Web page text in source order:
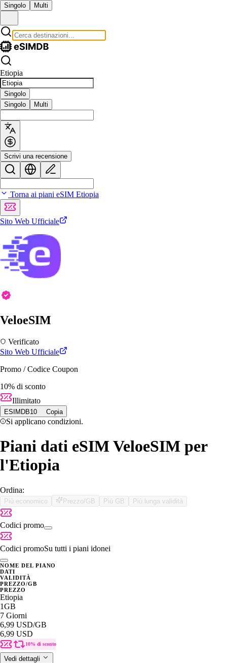
Singolo Multi
Etiopia
Singolo
Singolo
Multi
Scrivi una recensione
Torna ai piani eSIM Etiopia
Sito Web Ufficiale
VeloeSIM
Verificato
Sito Web Ufficiale
Promo / Codice Coupon
10% di sconto
Illimitato
ESIMDB10 Copia
Si applicano condizioni.
Piani dati eSIM VeloeSIM per
l'Etiopia
Ordina:
Più economico Prezzo/GB Più GB Più lunga validità
Codici promo
Codici promoSu tutti i piani idonei
NOME DEL PIANO
DATI
VALIDITÀ
PREZZO/GB
PREZZO
Etiopia
1GB
7 Giorni
6,99 USD/GB
6,99 USD
10% di sconto
Vedi dettagli